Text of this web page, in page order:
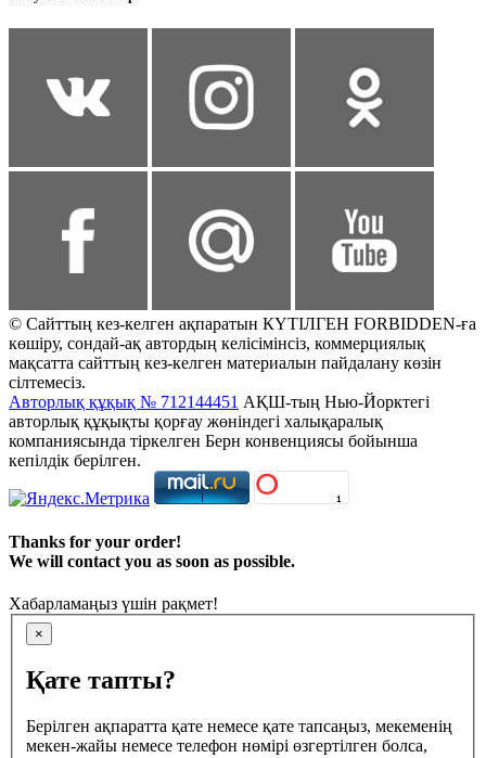
© Сайттың кез-келген ақпаратын КҮТІЛГЕН FORBIDDEN-ға
көшіру, сондай-ақ автордың келісімінсіз, коммерциялық
мақсатта сайттың кез-келген материалын пайдалану көзін
сілтемесіз.
Авторлық құқық № 712144451 АҚШ-тың Нью-Йорктегі
авторлық құқықты қорғау жөніндегі халықаралық
компаниясында тіркелген Берн конвенциясы бойынша
кепілдік берілген.
Thanks for your order!
We will contact you as soon as possible.
Хабарламаңыз үшін рақмет!
×
Қате тапты?
Берілген ақпаратта қате немесе қате тапсаңыз, мекеменің
мекен-жайы немесе телефон нөмірі өзгертілген болса,